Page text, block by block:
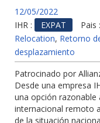
12/05/2022
IHR :
EXPAT Pais :
Relocation, Retorno
desplazamiento
Patrocinado por
Desde una empresa
una opción razonable
internacional remoto
de la situación